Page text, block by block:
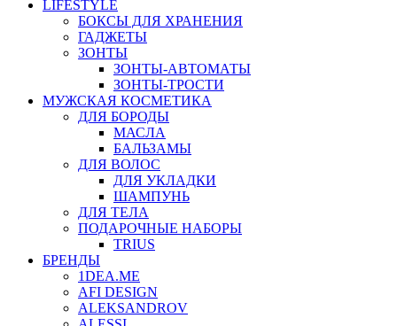
LIFESTYLE
БОКСЫ ДЛЯ ХРАНЕНИЯ
ГАДЖЕТЫ
ЗОНТЫ
ЗОНТЫ-АВТОМАТЫ
ЗОНТЫ-ТРОСТИ
МУЖСКАЯ КОСМЕТИКА
ДЛЯ БОРОДЫ
МАСЛА
БАЛЬЗАМЫ
ДЛЯ ВОЛОС
ДЛЯ УКЛАДКИ
ШАМПУНЬ
ДЛЯ ТЕЛА
ПОДАРОЧНЫЕ НАБОРЫ
TRIUS
БРЕНДЫ
1DEA.ME
AFI DESIGN
ALEKSANDROV